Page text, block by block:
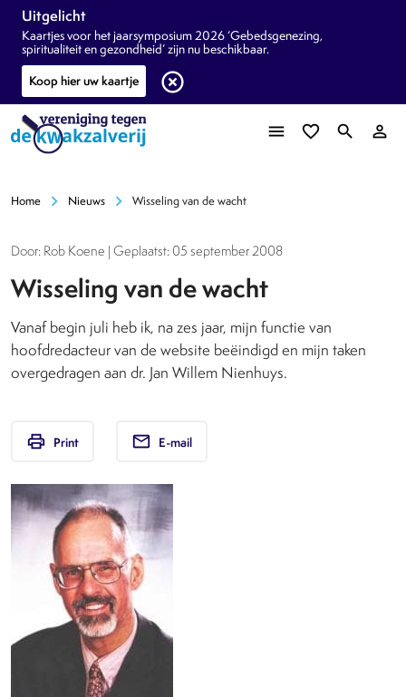
Uitgelicht
Kaartjes voor het jaarsymposium 2026 ‘Gebedsgenezing,
spiritualiteit en gezondheid’ zijn nu beschikbaar.
Koop hier uw kaartje
highlight_off
menu favorite_border search person_outline
Home chevron_right Nieuws chevron_right Wisseling van de wacht
Door: Rob Koene | Geplaatst: 05 september 2008
Wisseling van de wacht
Vanaf begin juli heb ik, na zes jaar, mijn functie van
hoofdredacteur van de website beëindigd en mijn taken
overgedragen aan dr. Jan Willem Nienhuys.
print Print email E-mail